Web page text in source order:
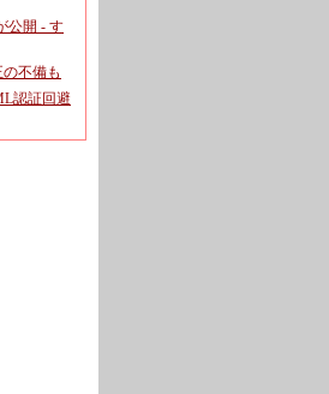
公開 - す
の不備も
認証回避